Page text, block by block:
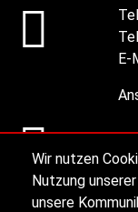
Wir nutzen
Nutzung
unsere
E-